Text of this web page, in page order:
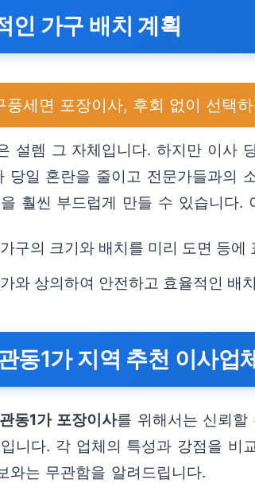
인 가구 배치 계획
풍세면 포장이사, 후회 없이 선택
설렘 그 자체입니다. 하지만 이사
당일 혼란을 줄이고 전문가들과의
훨씬 부드럽게 만들 수 있습니다
구의 크기와 배치를 미리 도면 등에
와 상의하여 안전하고 효율적인 배
동1가 지역 추천 이사업
동1가 포장이사를 위해서는 신뢰할
니다. 각 업체의 특성과 강점을
와는 무관함을 알려드립니다.